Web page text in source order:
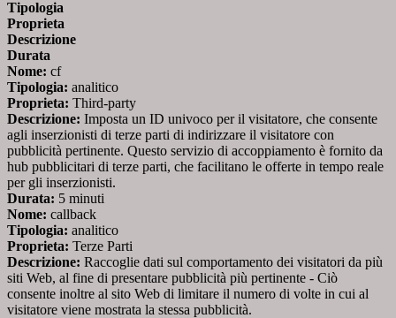
Tipologia
Proprieta
Descrizione
Durata
Nome: cf
Tipologia: analitico
Proprieta: Third-party
Descrizione: Imposta un ID univoco per il visitatore, che consente
agli inserzionisti di terze parti di indirizzare il visitatore con
pubblicità pertinente. Questo servizio di accoppiamento è fornito da
hub pubblicitari di terze parti, che facilitano le offerte in tempo reale
per gli inserzionisti.
Durata: 5 minuti
Nome: callback
Tipologia: analitico
Proprieta: Terze Parti
Descrizione: Raccoglie dati sul comportamento dei visitatori da più
siti Web, al fine di presentare pubblicità più pertinente - Ciò
consente inoltre al sito Web di limitare il numero di volte in cui al
visitatore viene mostrata la stessa pubblicità.